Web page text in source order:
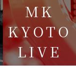
MK
KYOTO
LIVE